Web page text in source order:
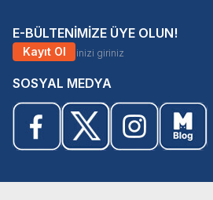
E-BÜLTENİMİZE ÜYE OLUN!
Kayıt Ol
SOSYAL MEDYA